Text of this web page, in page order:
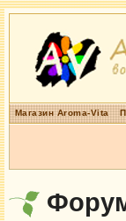
Магазин Aroma-Vita